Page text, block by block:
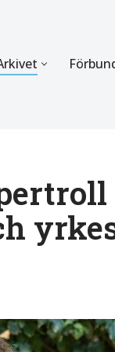
Stadgar
Styrelsen